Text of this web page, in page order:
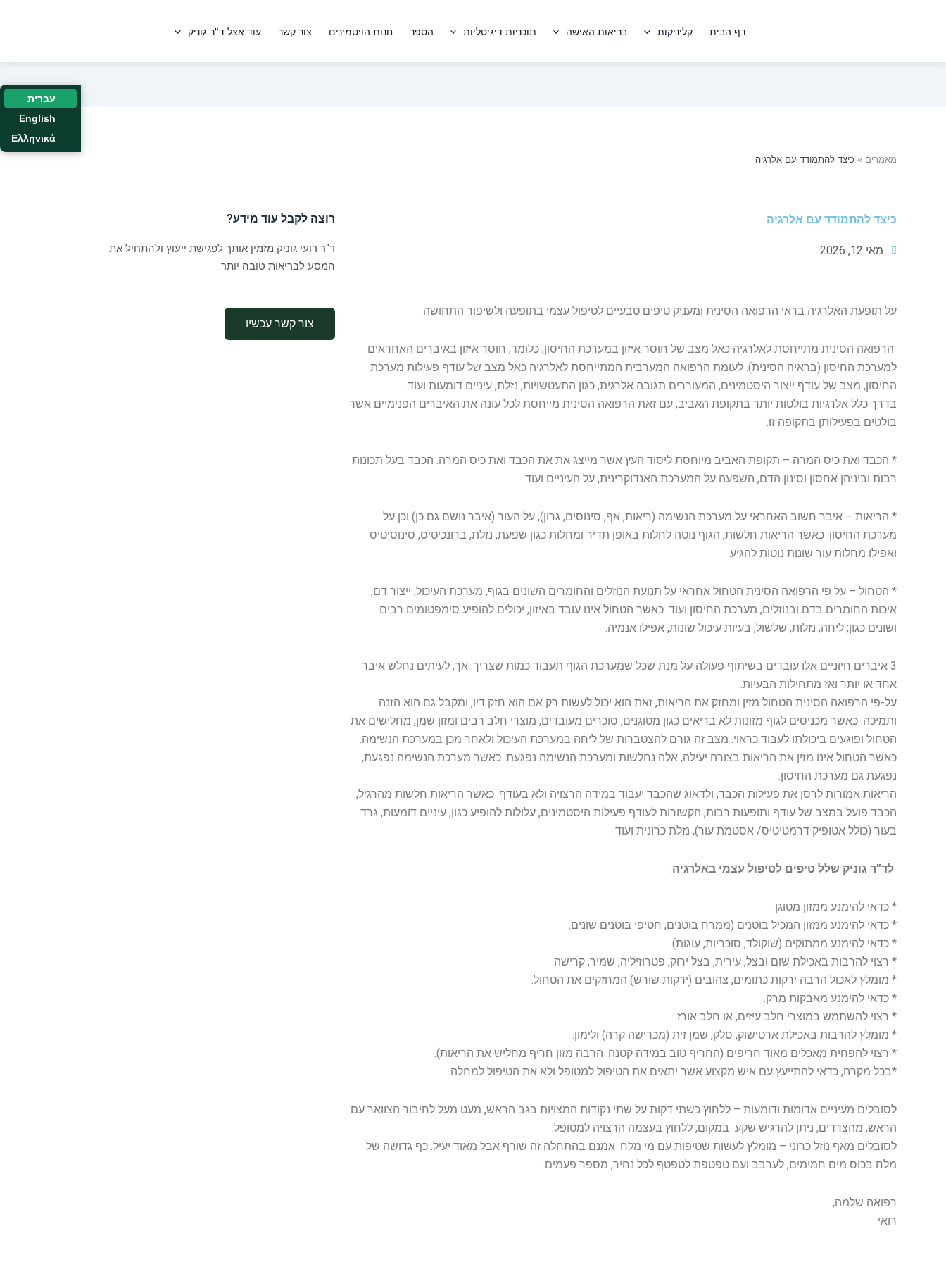
דף הבית קליניקות בריאות האישה תוכניות דיגיטליות הספר חנות הויטמינים צור קשר עוד אצל ד"ר גוניק
מאמרים » כיצד להתמודד עם אלרגיה
כיצד להתמודד עם אלרגיה
מאי 12, 2026
על תופעת האלרגיה בראי הרפואה הסינית ומעניק טיפים טבעיים לטיפול עצמי בתופעה ולשיפור התחושה.
הרפואה הסינית מתייחסת לאלרגיה כאל מצב של חוסר איזון במערכת החיסון, כלומר, חוסר איזון באיברים האחראים
למערכת החיסון (בראיה הסינית). לעומת הרפואה המערבית המתייחסת לאלרגיה כאל מצב של עודף פעילות מערכת
החיסון, מצב של עודף ייצור היסטמינים, המעוררים תגובה אלרגית, כגון התעטשויות, נזלת, עיניים דומעות ועוד.
בדרך כלל אלרגיות בולטות יותר בתקופת האביב, עם זאת הרפואה הסינית מייחסת לכל עונה את האיברים הפנימיים אשר
בולטים בפעילותן בתקופה זו:
* הכבד ואת כיס המרה – תקופת האביב מיוחסת ליסוד העץ אשר מייצג את את הכבד ואת כיס המרה. הכבד בעל תכונות
רבות וביניהן אחסון וסינון הדם, השפעה על המערכת האנדוקרינית, על העיניים ועוד.
* הריאות – איבר חשוב האחראי על מערכת הנשימה (ריאות, אף, סינוסים, גרון), על העור (איבר נושם גם כן) וכן על
מערכת החיסון. כאשר הריאות חלשות, הגוף נוטה לחלות באופן תדיר ומחלות כגון שפעת, נזלת, ברונכיטיס, סינוסיטיס
ואפילו מחלות עור שונות נוטות להגיע.
* הטחול – על פי הרפואה הסינית הטחול אחראי על תנועת הנוזלים והחומרים השונים בגוף, מערכת העיכול, ייצור דם,
איכות החומרים בדם ובנוזלים, מערכת החיסון ועוד. כאשר הטחול אינו עובד באיזון, יכולים להופיע סימפטומים רבים
ושונים כגון; ליחה, נזלות, שלשול, בעיות עיכול שונות, אפילו אנמיה.
3 איברים חיוניים אלו עובדים בשיתוף פעולה על מנת שכל שמערכת הגוף תעבוד כמות שצריך. אך, לעיתים נחלש איבר
אחד או יותר ואז מתחילות הבעיות.
על-פי הרפואה הסינית הטחול מזין ומחזק את הריאות, זאת הוא יכול לעשות רק אם הוא חזק דיו, ומקבל גם הוא הזנה
ותמיכה. כאשר מכניסים לגוף מזונות לא בריאים כגון מטוגנים, סוכרים מעובדים, מוצרי חלב רבים ומזון שמן, מחלישים את
הטחול ופוגעים ביכולתו לעבוד כראוי. מצב זה גורם להצטברות של ליחה במערכת העיכול ולאחר מכן במערכת הנשימה.
כאשר הטחול אינו מזין את הריאות בצורה יעילה, אלה נחלשות ומערכת הנשימה נפגעת. כאשר מערכת הנשימה נפגעת,
נפגעת גם מערכת החיסון.
הריאות אמורות לרסן את פעילות הכבד, ולדאוג שהכבד יעבוד במידה הרצויה ולא בעודף. כאשר הריאות חלשות מהרגיל,
הכבד פועל במצב של עודף ותופעות רבות, הקשורות לעודף פעילות היסטמינים, עלולות להופיע כגון; עיניים דומעות, גרד
בעור (כולל אטופיק דרמטיטיס/ אסטמת עור), נזלת כרונית ועוד.
לד”ר גוניק שלל טיפים לטיפול עצמי באלרגיה:
* כדאי להימנע ממזון מטוגן.
* כדאי להימנע ממזון המכיל בוטנים (ממרח בוטנים, חטיפי בוטנים שונים.
* כדאי להימנע ממתוקים (שוקולד, סוכריות, עוגות).
* רצוי להרבות באכילת שום ובצל, עירית, בצל ירוק, פטרוזיליה, שמיר, קרישה.
* מומלץ לאכול הרבה ירקות כתומים, צהובים (ירקות שורש) המחזקים את הטחול.
* כדאי להימנע מאבקות מרק.
* רצוי להשתמש במוצרי חלב עיזים, או חלב אורז.
* מומלץ להרבות באכילת ארטישוק, סלק, שמן זית (מכרישה קרה) ולימון.
* רצוי להפחית מאכלים מאוד חריפים (החריף טוב במידה קטנה. הרבה מזון חריף מחליש את הריאות).
*בכל מקרה, כדאי להתייעץ עם איש מקצוע אשר יתאים את הטיפול למטופל ולא את הטיפול למחלה.
לסובלים מעיניים אדומות ודומעות – ללחוץ כשתי דקות על שתי נקודות המצויות בגב הראש, מעט מעל לחיבור הצוואר עם
הראש, מהצדדים, ניתן להרגיש שקע במקום, ללחוץ בעצמה הרצויה למטופל.
לסובלים מאף נוזל כרוני – מומלץ לעשות שטיפות עם מי מלח. אמנם בהתחלה זה שורף אבל מאוד יעיל. כף גדושה של
מלח בכוס מים חמימים, לערבב ועם טפטפת לטפטף לכל נחיר, מספר פעמים.
רפואה שלמה,
רואי
רוצה לקבל עוד מידע?
ד"ר רועי גוניק מזמין אותך לפגישת ייעוץ ולהתחיל את
המסע לבריאות טובה יותר.
צור קשר עכשיו
עברית
English
Ελληνικά